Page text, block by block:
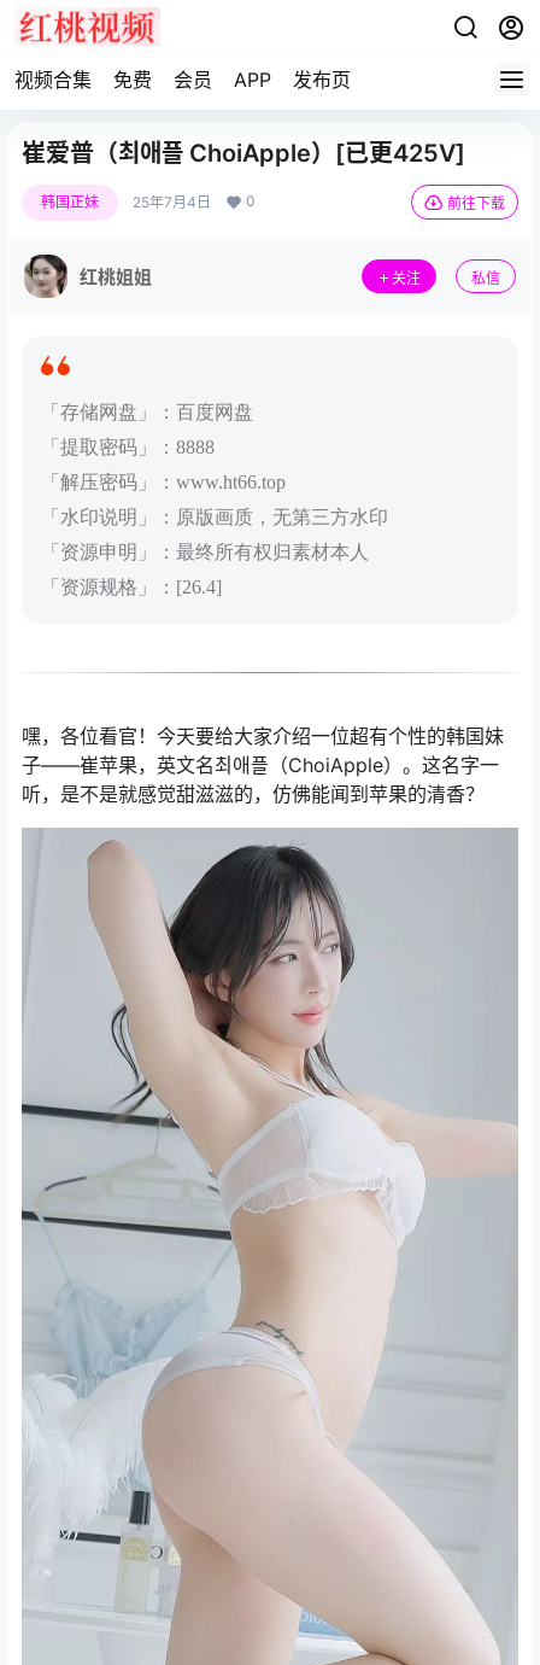
视频合集 免费 会员 APP 发布页
崔爱普（최애플 ChoiApple）[已更425V]
韩国正妹 25年7月4日 0 前往下载
红桃姐姐 关注 私信
「存储网盘」：百度网盘
「提取密码」：8888
「解压密码」：www.ht66.top
「水印说明」：原版画质，无第三方水印
「资源申明」：最终所有权归素材本人
「资源规格」：[26.4]
嘿，各位看官！今天要给大家介绍一位超有个性的韩国妹
子——崔苹果，英文名최애플（ChoiApple）。这名字一
听，是不是就感觉甜滋滋的，仿佛能闻到苹果的清香？